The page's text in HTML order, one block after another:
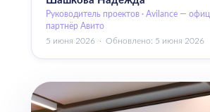
Руководитель проектов · Avilance —
партнёр Авито
5 июня 2026 · Обновлено: 5 июня 2026